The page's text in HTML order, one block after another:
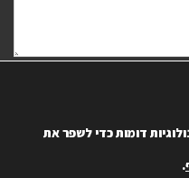
הרישום בכל עת.
דומות כדי לשפר את
.